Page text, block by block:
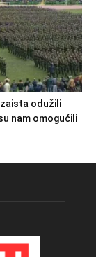
odužili
nam omogućili